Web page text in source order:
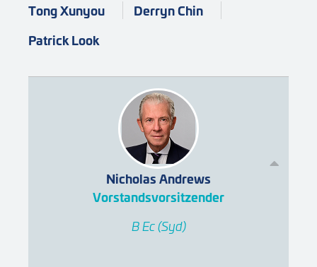
Tong Xunyou
Derryn Chin
Patrick Look
Nicholas Andrews
Vorstandsvorsitzender
B Ec (Syd)